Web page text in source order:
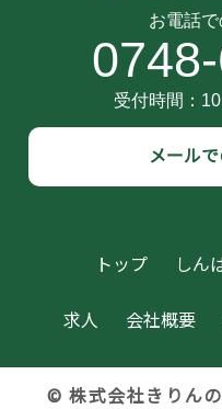
メール
トップ しん
求人 会社概要
© 株式会社きりん